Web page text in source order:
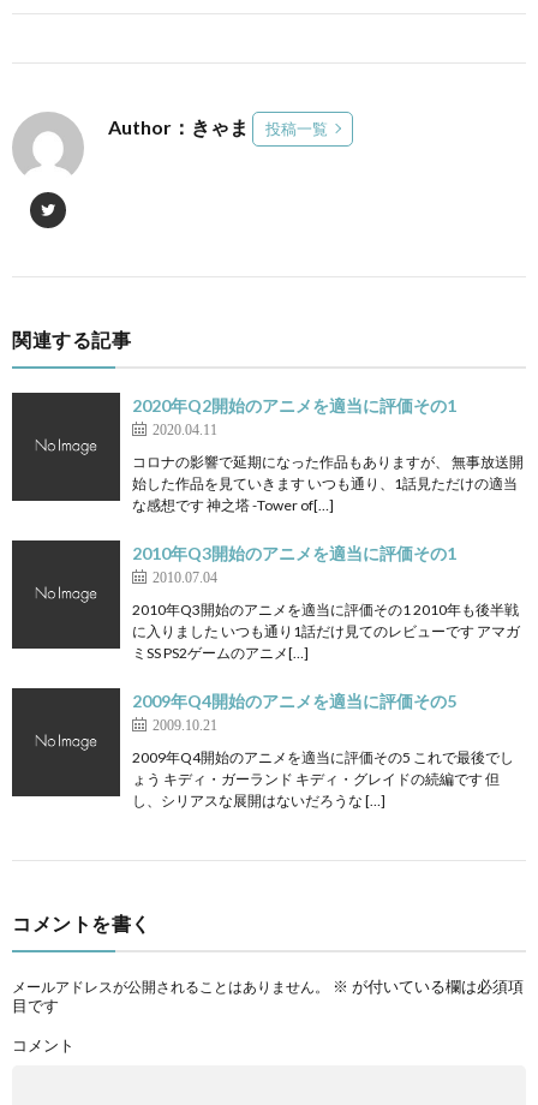
Author：きゃま 投稿一覧
関連する記事
2020年Q2開始のアニメを適当に評価その1
2020.04.11
コロナの影響で延期になった作品もありますが、 無事放送開
始した作品を見ていきます いつも通り、1話見ただけの適当
な感想です 神之塔 -Tower of[…]
2010年Q3開始のアニメを適当に評価その1
2010.07.04
2010年Q3開始のアニメを適当に評価その1 2010年も後半戦
に入りました いつも通り1話だけ見てのレビューです アマガ
ミSS PS2ゲームのアニメ[…]
2009年Q4開始のアニメを適当に評価その5
2009.10.21
2009年Q4開始のアニメを適当に評価その5 これで最後でし
ょう キディ・ガーランド キディ・グレイドの続編です 但
し、シリアスな展開はないだろうな […]
コメントを書く
メールアドレスが公開されることはありません。 ※ が付いている欄は必須項
目です
コメント